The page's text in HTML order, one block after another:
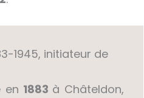
1945, initiateur de
en 1883 à Châteldon,